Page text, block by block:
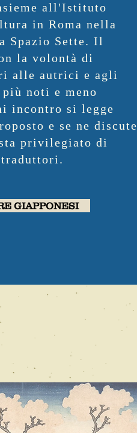
all'Istituto
in Roma nella
Spazio Sette. Il
la volontà di
alle autrici e agli
noti e meno
incontro si legge
e se ne discute
privilegiato di
GIAPPONESI